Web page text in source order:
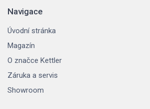
Navigace
Úvodní stránka
Magazín
O značce Kettler
Záruka a servis
Showroom